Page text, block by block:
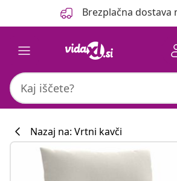
Brezplačna dostava
Nazaj na: Vrtni kavči